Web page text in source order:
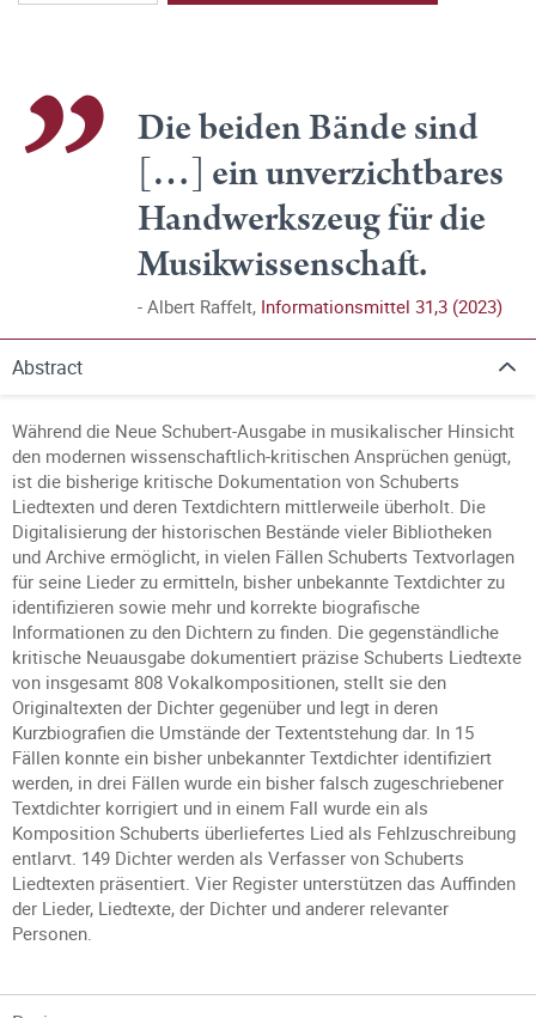
Die beiden Bände sind
[…] ein unverzichtbares
Handwerkszeug für die
Musikwissenschaft.
Albert Raffelt, Informationsmittel 31,3 (2023)
Abstract
Während die Neue Schubert-Ausgabe in musikalischer Hinsicht
den modernen wissenschaftlich-kritischen Ansprüchen genügt,
ist die bisherige kritische Dokumentation von Schuberts
Liedtexten und deren Textdichtern mittlerweile überholt. Die
Digitalisierung der historischen Bestände vieler Bibliotheken
und Archive ermöglicht, in vielen Fällen Schuberts Textvorlagen
für seine Lieder zu ermitteln, bisher unbekannte Textdichter zu
identifizieren sowie mehr und korrekte biografische
Informationen zu den Dichtern zu finden. Die gegenständliche
kritische Neuausgabe dokumentiert präzise Schuberts Liedtexte
von insgesamt 808 Vokalkompositionen, stellt sie den
Originaltexten der Dichter gegenüber und legt in deren
Kurzbiografien die Umstände der Textentstehung dar. In 15
Fällen konnte ein bisher unbekannter Textdichter identifiziert
werden, in drei Fällen wurde ein bisher falsch zugeschriebener
Textdichter korrigiert und in einem Fall wurde ein als
Komposition Schuberts überliefertes Lied als Fehlzuschreibung
entlarvt. 149 Dichter werden als Verfasser von Schuberts
Liedtexten präsentiert. Vier Register unterstützen das Auffinden
der Lieder, Liedtexte, der Dichter und anderer relevanter
Personen.